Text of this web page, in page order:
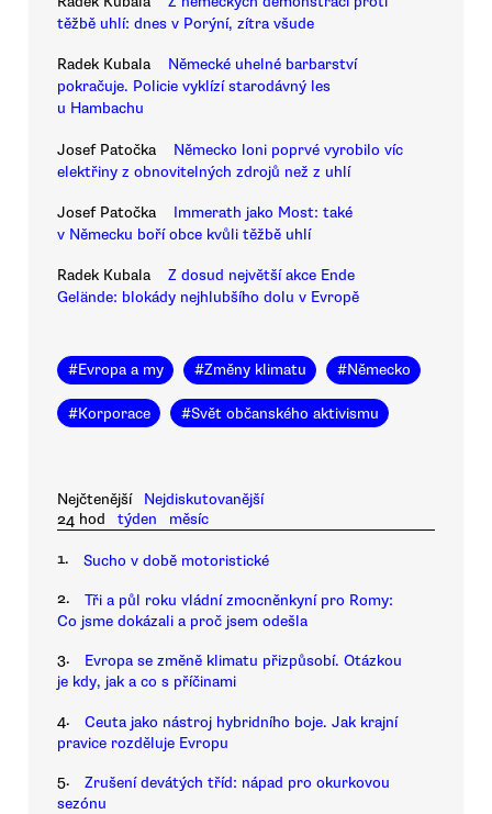
těžbě uhlí: dnes v Porýní, zítra všude
Radek Kubala
Německé uhelné barbarství
pokračuje. Policie vyklízí starodávný les
u Hambachu
Josef Patočka
Německo loni poprvé vyrobilo víc
elektřiny z obnovitelných zdrojů než z uhlí
Josef Patočka
Immerath jako Most: také
v Německu boří obce kvůli těžbě uhlí
Radek Kubala
Z dosud největší akce Ende
Gelände: blokády nejhlubšího dolu v Evropě
#Evropa a my #Změny klimatu #Německo
#Korporace #Svět občanského aktivismu
Nejčtenější
Nejdiskutovanější
24 hod
týden měsíc
1. Sucho v době motoristické
2.
Tři a půl roku vládní zmocněnkyní pro Romy:
Co jsme dokázali a proč jsem odešla
3.
Evropa se změně klimatu přizpůsobí. Otázkou
je kdy, jak a co s příčinami
4.
Ceuta jako nástroj hybridního boje. Jak krajní
pravice rozděluje Evropu
5.
Zrušení devátých tříd: nápad pro okurkovou
sezónu